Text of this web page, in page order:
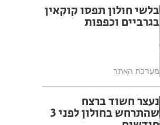
בלשי חולון תפסו קוקאין
בגרביים וכפפות
מערכת האתר
נעצר חשוד ברצח
שהתרחש בחולון לפני 3